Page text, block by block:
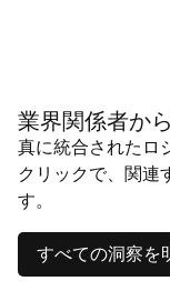
業界関係者か
真に統合されたロ
クリックで、関連
す。
すべての洞察を